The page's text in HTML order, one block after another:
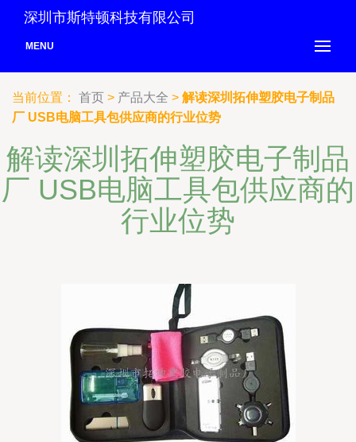
深圳市斯特顿科技有限公司
MENU
当前位置： 首页 > 产品大全 > 解读深圳拓伸塑胶电子制品
厂 USB电脑工具包供应商的行业位势
解读深圳拓伸塑胶电子制品
厂 USB电脑工具包供应商的
行业位势